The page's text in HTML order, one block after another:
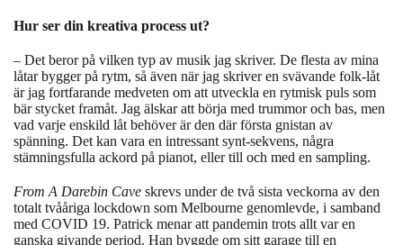
Hur ser din kreativa process ut?
– Det beror på vilken typ av musik jag skriver. De flesta av mina
låtar bygger på rytm, så även när jag skriver en svävande folk-låt
är jag fortfarande medveten om att utveckla en rytmisk puls som
bär stycket framåt. Jag älskar att börja med trummor och bas, men
vad varje enskild låt behöver är den där första gnistan av
spänning. Det kan vara en intressant synt-sekvens, några
stämningsfulla ackord på pianot, eller till och med en sampling.
From A Darebin Cave skrevs under de två sista veckorna av den
totalt tvååriga lockdown som Melbourne genomlevde, i samband
med COVID 19. Patrick menar att pandemin trots allt var en
ganska givande period. Han byggde om sitt garage till en